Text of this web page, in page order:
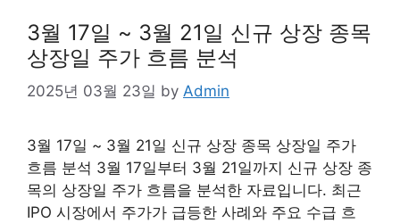
3월 17일 ~ 3월 21일 신규 상장 종목
상장일 주가 흐름 분석
2025년 03월 23일 by Admin
3월 17일 ~ 3월 21일 신규 상장 종목 상장일 주가
흐름 분석 3월 17일부터 3월 21일까지 신규 상장 종
목의 상장일 주가 흐름을 분석한 자료입니다. 최근
IPO 시장에서 주가가 급등한 사례와 주요 수급 흐